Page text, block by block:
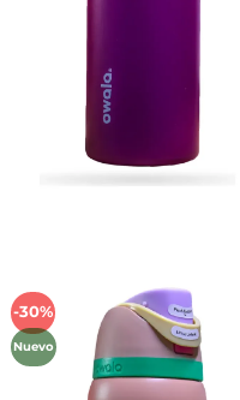
-30%
Nuevo
Añadir
lista de
deseos